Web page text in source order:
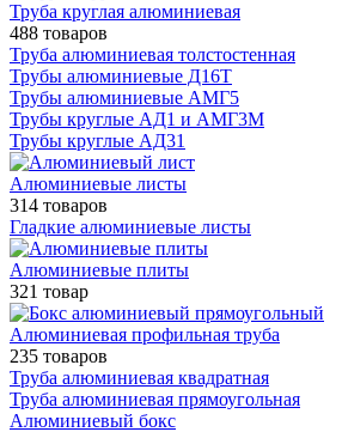
Труба круглая алюминиевая
488 товаров
Труба алюминиевая толстостенная
Трубы алюминиевые Д16Т
Трубы алюминиевые АМГ5
Трубы круглые АД1 и АМГ3М
Трубы круглые АД31
Алюминиевые листы
314 товаров
Гладкие алюминиевые листы
Алюминиевые плиты
321 товар
Алюминиевая профильная труба
235 товаров
Труба алюминиевая квадратная
Труба алюминиевая прямоугольная
Алюминиевый бокс